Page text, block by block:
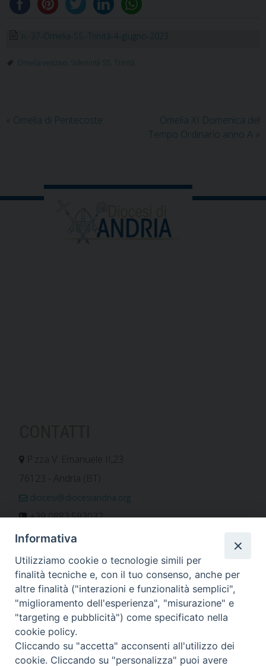
n.-37-Omelia-SS.-Trinità-4-giugno-2023
Omelia vescovo Solennità SS. Trinità
« Omelia di Pentecoste
Omelia XI Domenica del
Tempo Ordinario anno A »
P.zza V. Emanuele II,23
76123 - Andria (BT)
diocesi@diocesiandria.org
+39 0883.593032
+39 0883.592596
ORARIO E CALENDARI
Orari uffici
Calendario diocesano
Orario messe
Informativa
Utilizziamo cookie o tecnologie simili per
finalità tecniche e, con il tuo consenso, anche per
altre finalità ("interazioni e funzionalità semplici",
"miglioramento dell'esperienza", "misurazione" e
"targeting e pubblicità") come specificato nella
cookie policy.
Cliccando su "accetta" acconsenti all'utilizzo dei
cookie. Cliccando su "personalizza" puoi avere